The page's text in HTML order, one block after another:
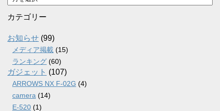
ー
カ
ブ
カテゴリー
お知らせ (99)
メディア掲載 (15)
ランキング (60)
ガジェット (107)
ARROWS NX F-02G (4)
camera (14)
E-520 (1)